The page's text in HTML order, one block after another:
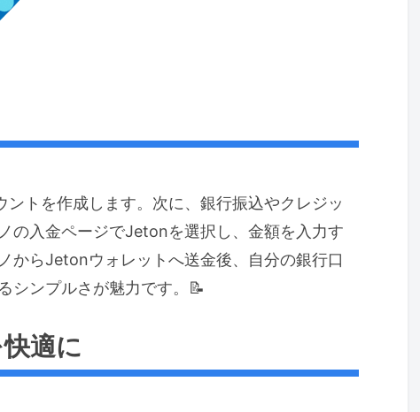
トを作成します。次に、銀行振込やクレジッ
の入金ページでJetonを選択し、金額を入力す
からJetonウォレットへ送金後、自分の銀行口
シンプルさが魅力です。📝
適に